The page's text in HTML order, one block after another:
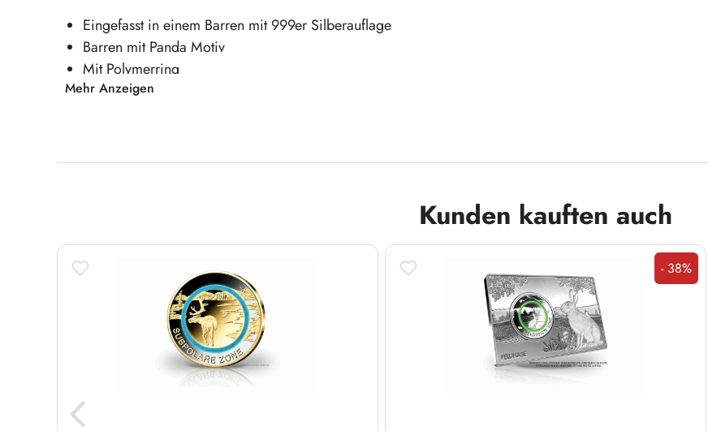
Eingefasst in einem Barren mit 999er Silberauflage
Barren mit Panda Motiv
Mit Polymerring
Beste Stempelglanz-Prägequalität
Sichern Sie sich jetzt Ihr Exemplar!
Mehr Anzeigen
Kunden kauften auch
Rabatt
- 38%